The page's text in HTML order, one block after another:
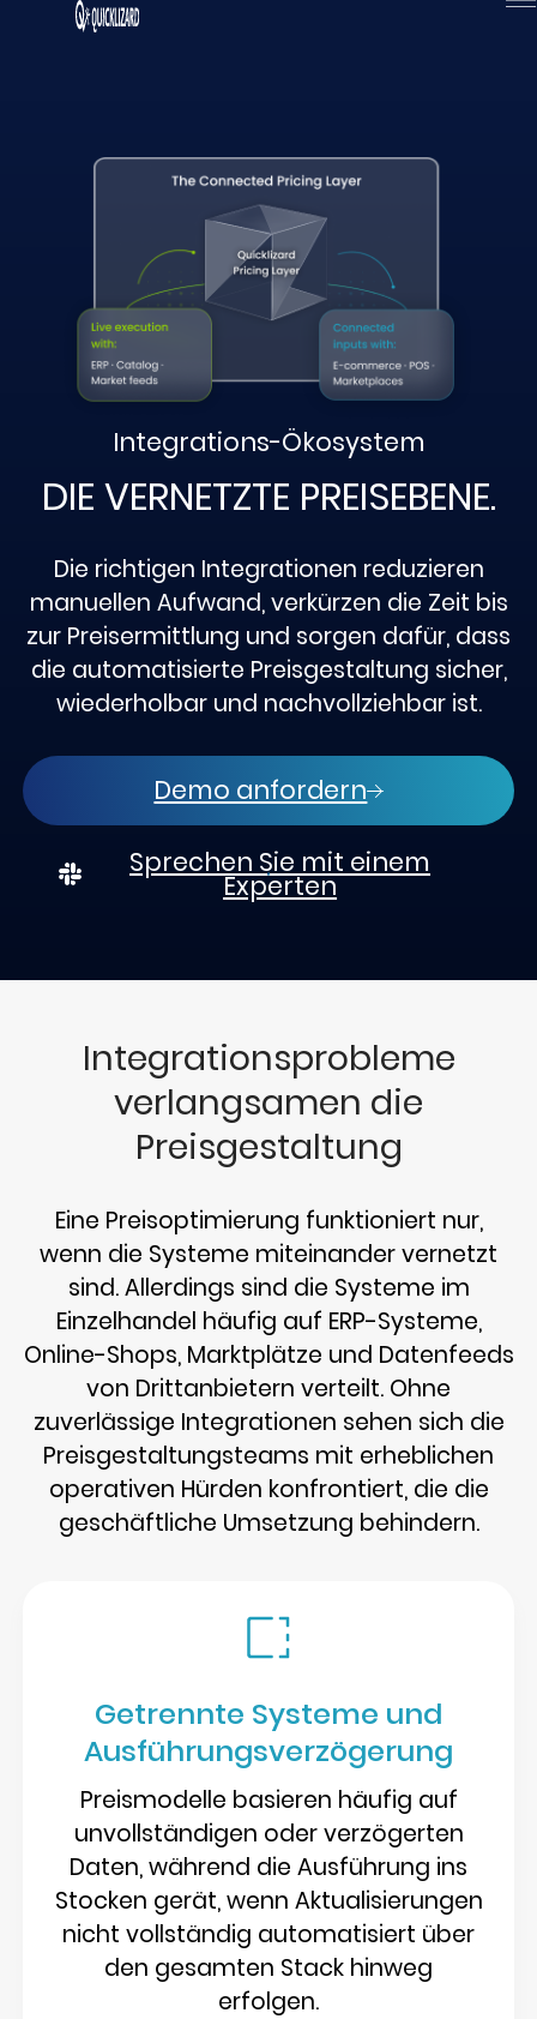
Integrations-Ökosystem
DIE VERNETZTE PREISEBENE.
Die richtigen Integrationen reduzieren
manuellen Aufwand, verkürzen die Zeit bis
zur Preisermittlung und sorgen dafür, dass
die automatisierte Preisgestaltung sicher,
wiederholbar und nachvollziehbar ist.
Demo anfordern
Sprechen Sie mit einem
Experten
Integrationsprobleme
verlangsamen die
Preisgestaltung
Eine Preisoptimierung funktioniert nur,
wenn die Systeme miteinander vernetzt
sind. Allerdings sind die Systeme im
Einzelhandel häufig auf ERP-Systeme,
Online-Shops, Marktplätze und Datenfeeds
von Drittanbietern verteilt. Ohne
zuverlässige Integrationen sehen sich die
Preisgestaltungsteams mit erheblichen
operativen Hürden konfrontiert, die die
geschäftliche Umsetzung behindern.
Getrennte Systeme und
Ausführungsverzögerung
Preismodelle basieren häufig auf
unvollständigen oder verzögerten
Daten, während die Ausführung ins
Stocken gerät, wenn Aktualisierungen
nicht vollständig automatisiert über
den gesamten Stack hinweg
erfolgen.